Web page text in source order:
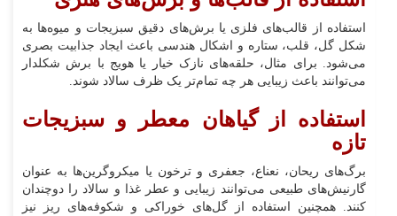
استفاده از قالب‌های فلزی یا برش‌های دقیق سبزیجات و میوه‌ها به
شکل گل، قلب، ستاره و اشکال هندسی باعث ایجاد جذابیت بصری
می‌شود. برای مثال، حلقه‌های نازک خیار یا هویج با برش شکل‎دار
می‌توانند باعث زیبایی هر چه تمام‌تر یک ظرف سالاد شوند.
استفاده از گیاهان معطر و سبزیجات
تازه
برگ‌های ریحان، نعناع، جعفری و ترخون یا میکروگرین‌ها به عنوان
گارنیش‌های طبیعی می‌توانند زیبایی و عطر غذا و سالاد را دوچندان
کنند. همچنین استفاده از گل‌های خوراکی و شکوفه‌های ریز نیز